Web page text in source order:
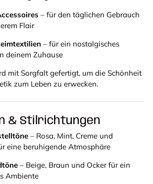
– für den täglichen Gebrauch
Flair
– für ein nostalgisches
deinem Zuhause
mit Sorgfalt gefertigt, um die Schönheit
zum Leben zu erwecken.
& Stilrichtungen
– Rosa, Mint, Creme und
eine beruhigende Atmosphäre
– Beige, Braun und Ocker für ein
Ambiente